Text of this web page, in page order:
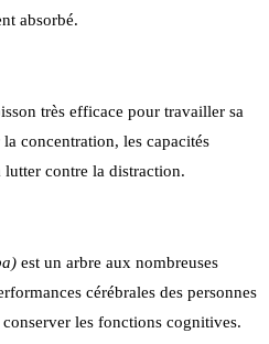
absorbé.
très efficace pour travailler sa
concentration, les capacités
contre la distraction.
est un arbre aux nombreuses
cérébrales des personnes
les fonctions cognitives.